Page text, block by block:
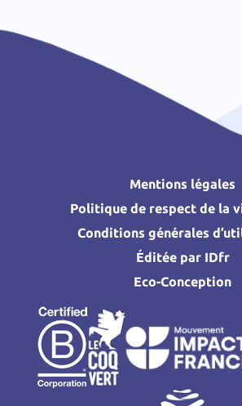
Mentions légales
Politique de respect de la
Conditions générales
Éditée par IDfr
Eco-Conception